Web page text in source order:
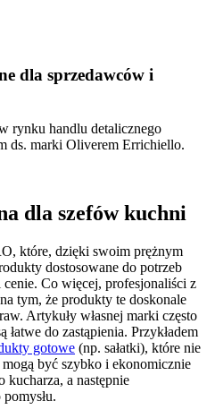
dla sprzedawców i
rynku handlu detalicznego
ds. marki Oliverem Errichiello.
dla szefów kuchni
które, dzięki swoim prężnym
dostosowane do potrzeb
Co więcej, profesjonaliści z
tym, że produkty te doskonale
Artykuły własnej marki często
łatwe do zastąpienia. Przykładem
gotowe (np. sałatki), które nie
być szybko i ekonomicznie
kucharza, a następnie